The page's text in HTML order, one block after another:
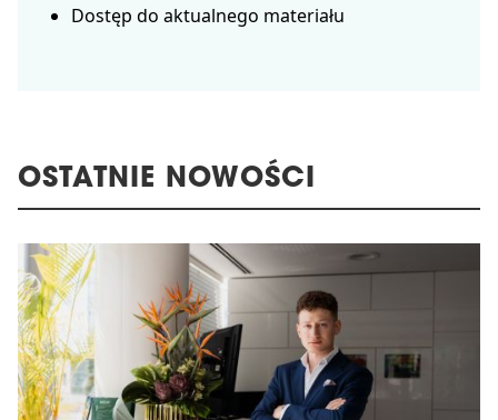
Dostęp do aktualnego materiału
OSTATNIE NOWOŚCI